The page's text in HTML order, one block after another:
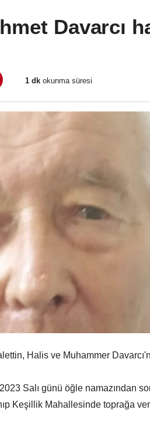
Davarcı
1 dk okunma süresi
Halis ve Muhammer
Salı günü öğle namazından
Keşillik Mahallesinde toprağa